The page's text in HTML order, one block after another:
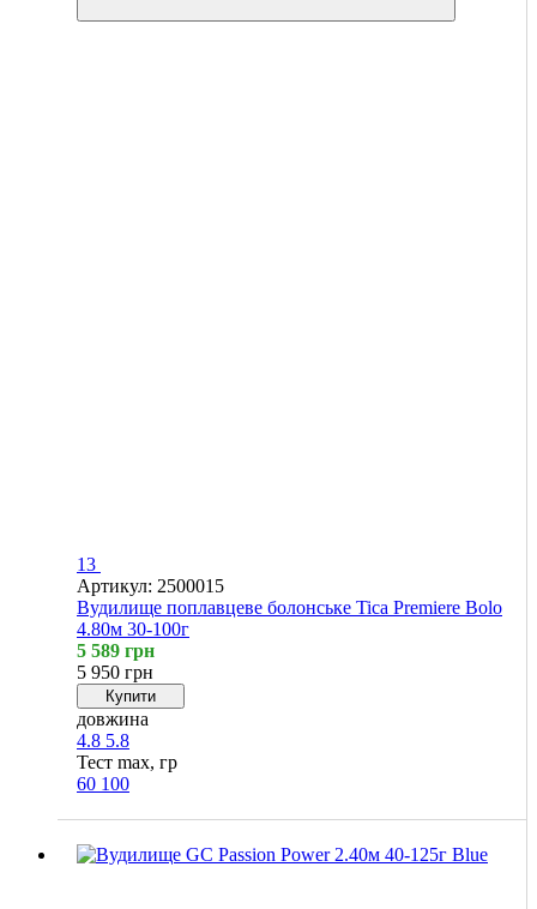
13
Артикул: 2500015
Вудилище поплавцеве болонське Tica Premiere Bolo
4.80м 30-100г
5 589 грн
5 950 грн
Купити
довжина
4.8 5.8
Тест max, гр
60 100